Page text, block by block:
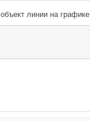
линии на